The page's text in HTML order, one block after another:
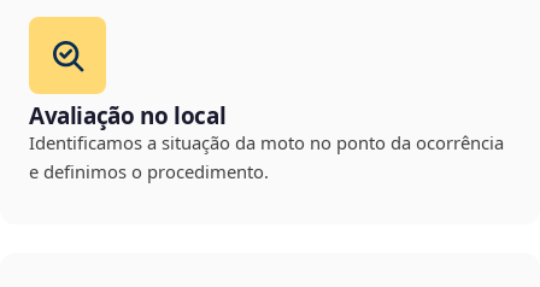
Avaliação no local
Identificamos a situação da moto no ponto da ocorrência
e definimos o procedimento.